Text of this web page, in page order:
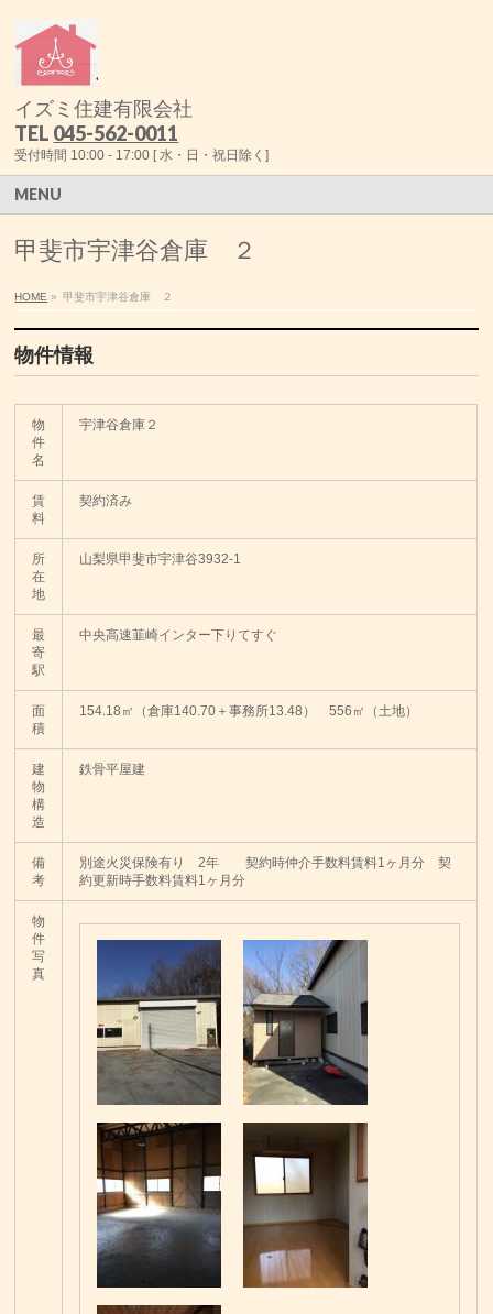
イズミ住建有限会社
TEL 045-562-0011
受付時間 10:00 - 17:00 [ 水・日・祝日除く]
MENU
甲斐市宇津谷倉庫 ２
HOME » 甲斐市宇津谷倉庫 ２
物件情報
物
件
名
宇津谷倉庫２
賃
料
契約済み
所
在
地
山梨県甲斐市宇津谷3932-1
最
寄
駅
中央高速韮崎インター下りてすぐ
面
積
154.18㎡（倉庫140.70＋事務所13.48） 556㎡（土地）
建
物
構
造
鉄骨平屋建
備
考
別途火災保険有り 2年 契約時仲介手数料賃料1ヶ月分 契
約更新時手数料賃料1ヶ月分
物
件
写
真